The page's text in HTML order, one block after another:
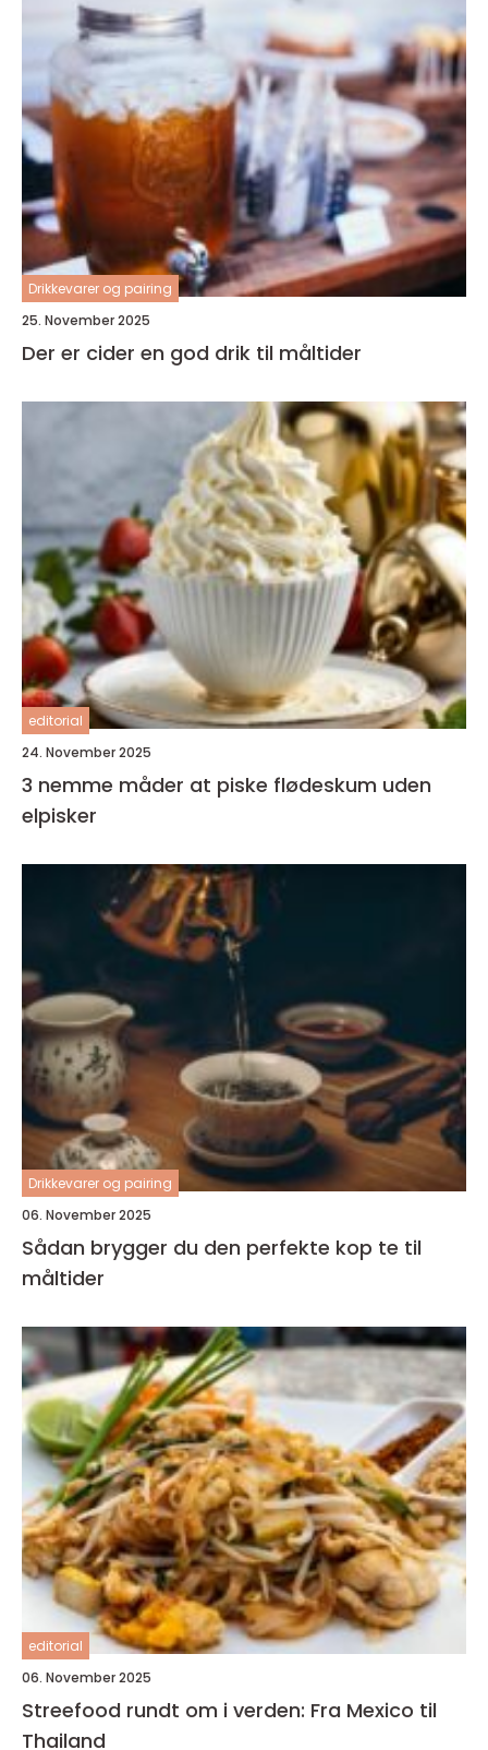
Drikkevarer og pairing
25. November 2025
Der er cider en god drik til måltider
editorial
24. November 2025
3 nemme måder at piske flødeskum uden
elpisker
Drikkevarer og pairing
06. November 2025
Sådan brygger du den perfekte kop te til
måltider
editorial
06. November 2025
Streefood rundt om i verden: Fra Mexico til
Thailand